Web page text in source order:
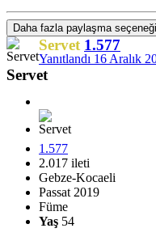
Daha fazla paylaşma seçeneği
Servet 1.577
Yanıtlandı 16 Aralık
Servet
1.577
2.017 ileti
Gebze-Kocaeli
Passat 2019
Füme
Yaş 54